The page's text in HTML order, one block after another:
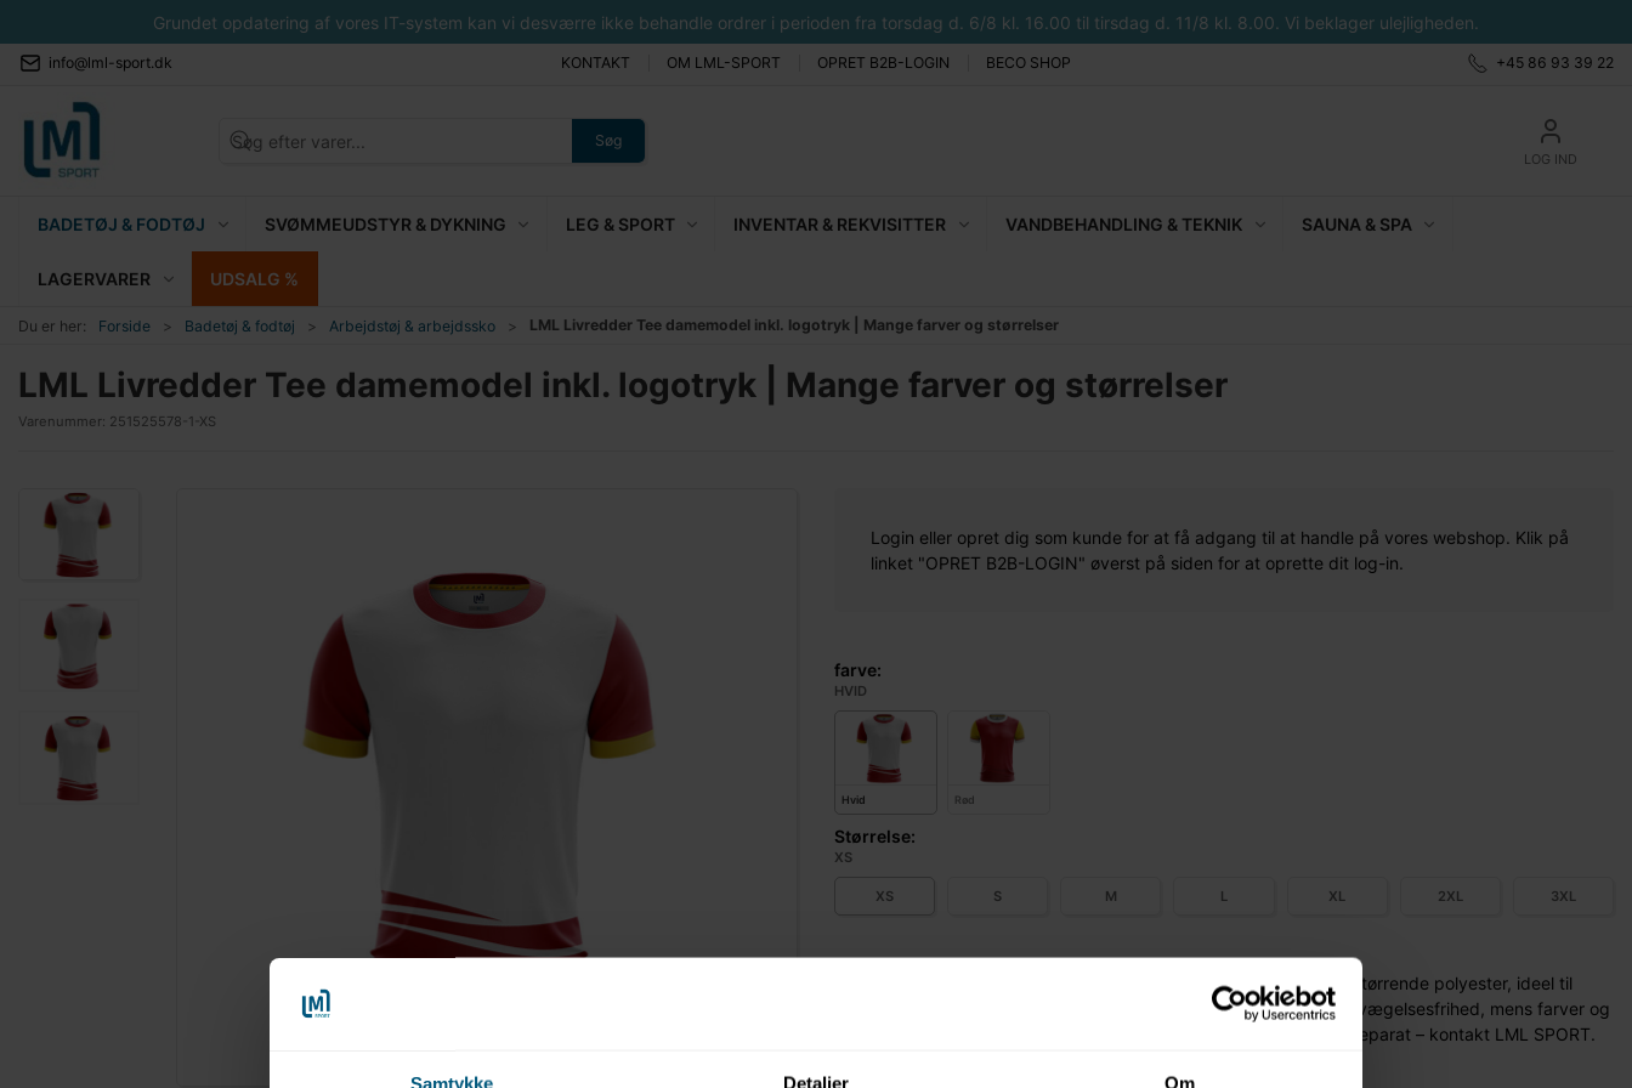
Samtykke Detaljer Om
Grundet opdatering af vores IT-system kan vi desværre ikke behandle ordrer i perioden fra torsdag d. 6/8 kl. 16.00 til tirsdag d. 11/8 kl. 8.00. Vi beklager ulejligheden.
info@lml-sport.dk KONTAKT OM LML-SPORT OPRET B2B-LOGIN BECO SHOP +45 86 93 39 22
Søg
LOG IND
BADETØJ & FODTØJ SVØMMEUDSTYR & DYKNING LEG & SPORT INVENTAR & REKVISITTER VANDBEHANDLING & TEKNIK SAUNA & SPA
LAGERVARER UDSALG %
Du er her: Forside Badetøj & fodtøj Arbejdstøj & arbejdssko LML Livredder Tee damemodel inkl. logotryk | Mange farver og størrelser
LML Livredder Tee damemodel inkl. logotryk | Mange farver og størrelser
Varenummer: 251525578-1-XS
Login eller opret dig som kunde for at få adgang til at handle på vores webshop. Klik på
linket "OPRET B2B-LOGIN" øverst på siden for at oprette dit log-in.
farve:
HVID
Hvid Rød
Størrelse:
XS
XS S M L XL 2XL 3XL
LML livredder T-shirt til dame med individuelt design i let og hurtigtørrende polyester, ideel til
svømmehal, strand og fritid. Feminin pasform sikrer komfort og bevægelsesfrihed, mens farver og
logo integreres i stoffet for et holdbart udtryk. Logotryk bestilles separat – kontakt LML SPORT.